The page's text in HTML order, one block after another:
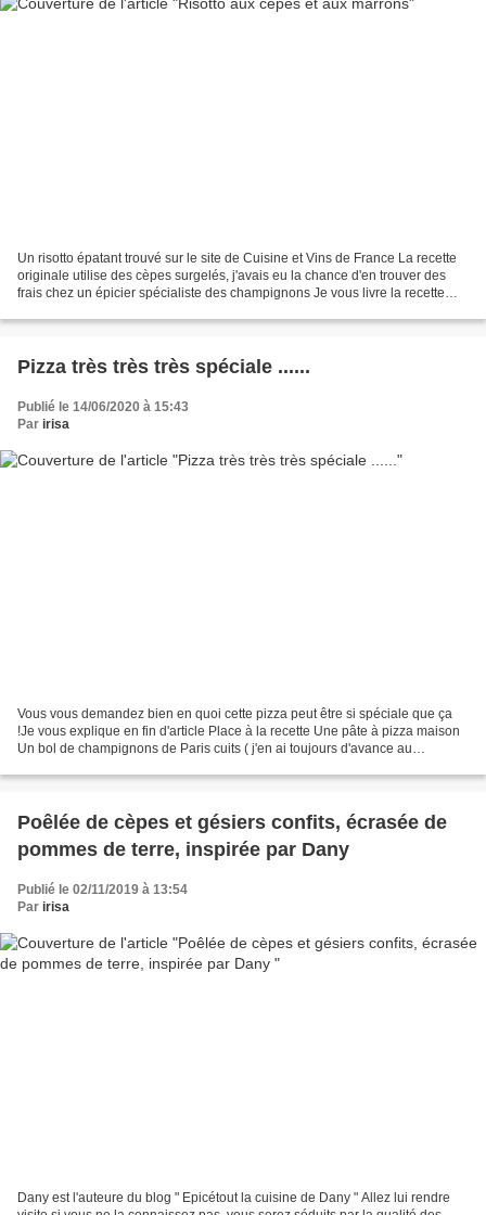
Un risotto épatant trouvé sur le site de Cuisine et Vins de France La recette
originale utilise des cèpes surgelés, j'avais eu la chance d'en trouver des
frais chez un épicier spécialiste des champignons Je vous livre la recette
Pizza très très très spéciale ......
Publié le 14/06/2020 à 15:43
Par irisa
Vous vous demandez bien en quoi cette pizza peut être si spéciale que ça
!Je vous explique en fin d'article Place à la recette Une pâte à pizza maison
Un bol de champignons de Paris cuits ( j'en ai toujours d'avance au
Poêlée de cèpes et gésiers confits, écrasée de
pommes de terre, inspirée par Dany
Publié le 02/11/2019 à 13:54
Par irisa
Dany est l'auteure du blog " Epicétout la cuisine de Dany " Allez lui rendre